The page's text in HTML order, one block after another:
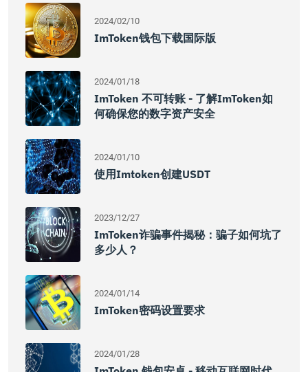
2024/02/10
ImToken钱包下载国际版
2024/01/18
ImToken 不可转账 - 了解imToken如
何确保您的数字资产安全
2024/01/10
使用imtoken创建USDT
2023/12/27
ImToken诈骗事件揭秘：骗子如何坑了
多少人？
2024/01/14
ImToken密码设置要求
2024/01/28